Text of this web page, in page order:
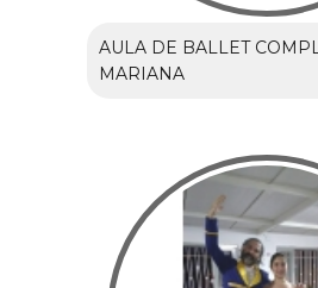
AULA DE BALLET
MARIANA